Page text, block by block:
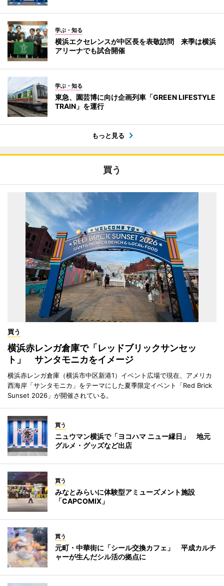
学ぶ・知る
横浜エクセレンスが中区長を表敬訪問 来季は横浜
アリーナでも試合開催
学ぶ・知る
東急、園芸博に向け企画列車「GREEN LIFESTYLE
TRAIN」を運行
もっと見る
買う
買う
横浜赤レンガ倉庫で「レッドブリックサンセッ
ト」 サンタモニカをイメージ
横浜赤レンガ倉庫（横浜市中区新港1）イベント広場で現在、アメリカ
西海岸「サンタモニカ」をテーマにした夏季限定イベント「Red Brick
Sunset 2026」が開催されている。
買う
ニュウマン横浜で「ヨコハマ ニュー縁日」 地元
グルメ・グッズなど出店
買う
みなとみらいに体験型アミューズメント施設
「CAPCOMIX」
買う
元町・中華街に「シール交換カフェ」 平成カルチ
ャーが生んだシル活の拠点に